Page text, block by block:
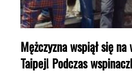
Mężczyzna wspiął się
Taipej! Podczas